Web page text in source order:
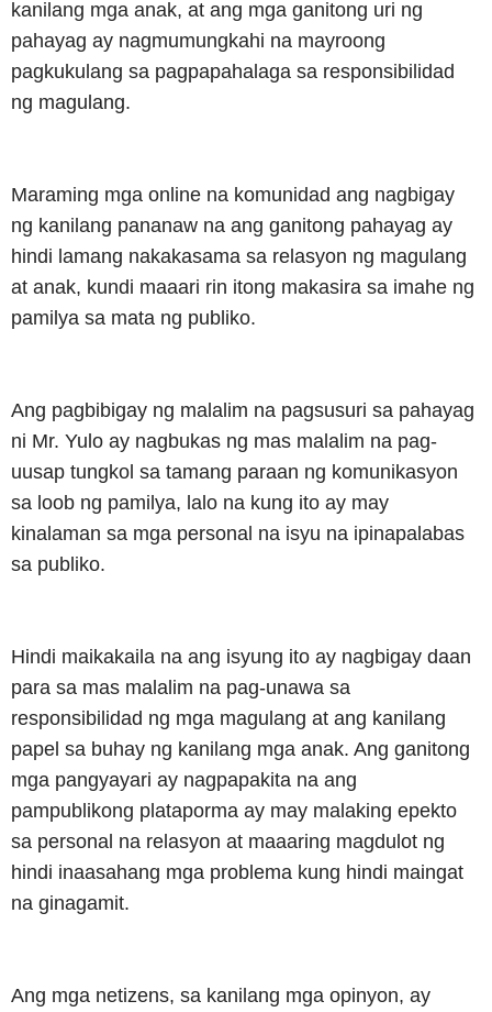
kanilang mga anak, at ang mga ganitong uri ng
pahayag ay nagmumungkahi na mayroong
pagkukulang sa pagpapahalaga sa responsibilidad
ng magulang.
Maraming mga online na komunidad ang nagbigay
ng kanilang pananaw na ang ganitong pahayag ay
hindi lamang nakakasama sa relasyon ng magulang
at anak, kundi maaari rin itong makasira sa imahe ng
pamilya sa mata ng publiko.
Ang pagbibigay ng malalim na pagsusuri sa pahayag
ni Mr. Yulo ay nagbukas ng mas malalim na pag-
uusap tungkol sa tamang paraan ng komunikasyon
sa loob ng pamilya, lalo na kung ito ay may
kinalaman sa mga personal na isyu na ipinapalabas
sa publiko.
Hindi maikakaila na ang isyung ito ay nagbigay daan
para sa mas malalim na pag-unawa sa
responsibilidad ng mga magulang at ang kanilang
papel sa buhay ng kanilang mga anak. Ang ganitong
mga pangyayari ay nagpapakita na ang
pampublikong plataporma ay may malaking epekto
sa personal na relasyon at maaaring magdulot ng
hindi inaasahang mga problema kung hindi maingat
na ginagamit.
Ang mga netizens, sa kanilang mga opinyon, ay